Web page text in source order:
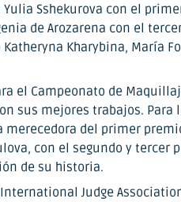
Sshekurova con el
de Arozarena con el
Kharybina, María
el Campeonato de
sus mejores trabajos. Para
merecedora del primer
con el segundo y tercer
de su historia.
Judge Association